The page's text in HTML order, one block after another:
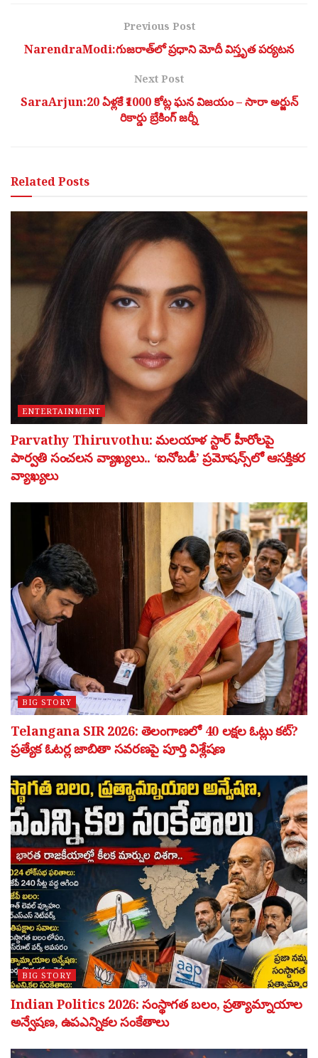
Previous Post
NarendraModi:గుజరాత్‌లో ప్రధాని మోదీ విస్తృత పర్యటన
Next Post
SaraArjun:20 ఏళ్లకే ₹1000 కోట్ల ఘన విజయం – సారా అర్జున్
రికార్డు బ్రేకింగ్ జర్నీ
RelatedPosts
ENTERTAINMENT
Parvathy Thiruvothu: మలయాళ స్టార్ హీరోలపై
పార్వతి సంచలన వ్యాఖ్యలు.. ‘ఐనోబడీ’ ప్రమోషన్స్‌లో ఆసక్తికర
వ్యాఖ్యలు
BIG STORY
Telangana SIR 2026: తెలంగాణలో 40 లక్షల ఓట్లు కట్?
ప్రత్యేక ఓటర్ల జాబితా సవరణపై పూర్తి విశ్లేషణ
BIG STORY
Indian Politics 2026: సంస్థాగత బలం, ప్రత్యామ్నాయాల
అన్వేషణ, ఉపఎన్నికల సంకేతాలు